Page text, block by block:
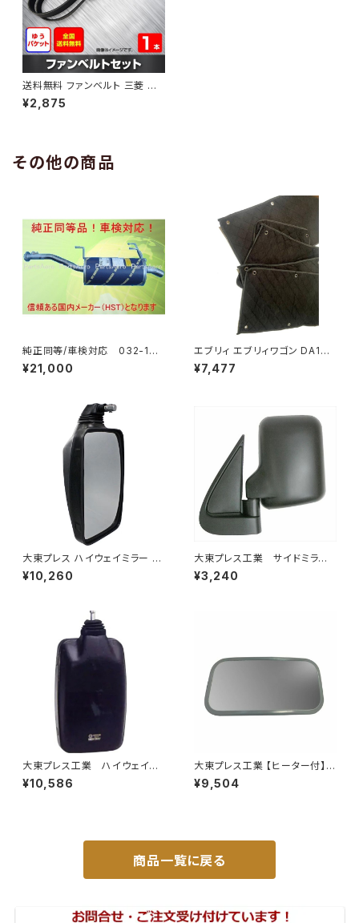
送料無料 ファンベルト 三菱 コ
ルト 型式Z22A H22.02～H24.
06 （国内トップメーカー） 1本 H
¥2,875
その他の商品
純正同等/車検対応 032-132
タウンエース ライトエース トラ
ック
¥21,000
エブリィ エブリィワゴン DA17V
DA17W サンシェード エブリー
マルチサンシェード 車種専用 8
¥7,477
大東プレス ハイウェイミラー R1
¥10,260
大東プレス工業 サイドミラー/
バックミラー ダイハツ ハイ
ゼット トラック 左 99年～
¥3,240
大東プレス工業 ハイウェイミ
ラー 800Rヒーター無 トラッ
¥10,586
大東プレス工業 【ヒーター付】サ
イドミラー/バックミラーJ08 DI
-7Z
¥9,504
商品一覧に戻る